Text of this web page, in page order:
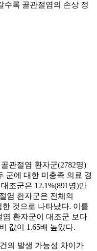
수록 골관절염의 손상 정
관절염 환자군(2782명)
군에 대한 미충족 의료 경
조군은 12.1%(891명)만
염 환자군은 전체의
한 것으로 나타났다. 이를
환자군이 대조군 보다
값이 1.65배 높았다.
의 발생 가능성 차이가